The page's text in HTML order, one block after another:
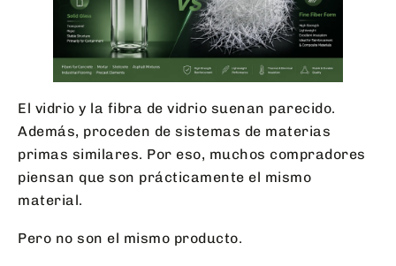
El vidrio y la fibra de vidrio suenan parecido.
Además, proceden de sistemas de materias
primas similares. Por eso, muchos compradores
piensan que son prácticamente el mismo
material.
Pero no son el mismo producto.